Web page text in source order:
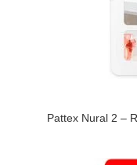
Pattex Nural 2 –